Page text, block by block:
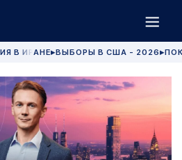
В ИРАНЕ▶ВЫБОРЫ В США - 2026 ▶